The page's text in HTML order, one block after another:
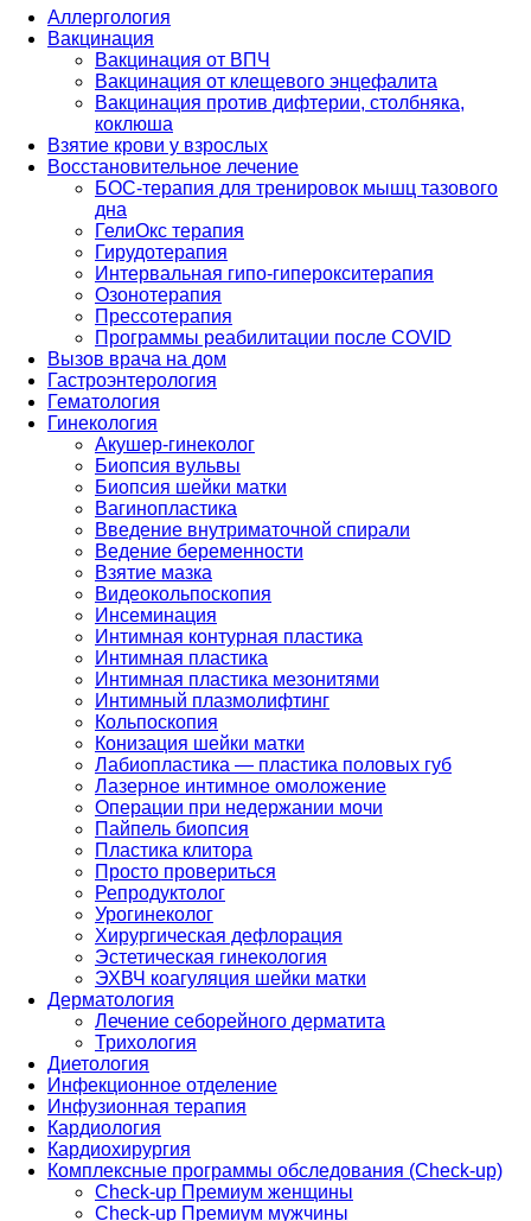
Аллергология
Вакцинация
Вакцинация от ВПЧ
Вакцинация от клещевого энцефалита
Вакцинация против дифтерии, столбняка,
коклюша
Взятие крови у взрослых
Восстановительное лечение
БОС-терапия для тренировок мышц тазового
дна
ГелиОкс терапия
Гирудотерапия
Интервальная гипо-гиперокситерапия
Озонотерапия
Прессотерапия
Программы реабилитации после СOVID
Вызов врача на дом
Гастроэнтерология
Гематология
Гинекология
Акушер-гинеколог
Биопсия вульвы
Биопсия шейки матки
Вагинопластика
Введение внутриматочной спирали
Ведение беременности
Взятие мазка
Видеокольпоскопия
Инсеминация
Интимная контурная пластика
Интимная пластика
Интимная пластика мезонитями
Интимный плазмолифтинг
Кольпоскопия
Конизация шейки матки
Лабиопластика — пластика половых губ
Лазерное интимное омоложение
Операции при недержании мочи
Пайпель биопсия
Пластика клитора
Просто провериться
Репродуктолог
Урогинеколог
Хирургическая дефлорация
Эстетическая гинекология
ЭХВЧ коагуляция шейки матки
Дерматология
Лечение себорейного дерматита
Трихология
Диетология
Инфекционное отделение
Инфузионная терапия
Кардиология
Кардиохирургия
Комплексные программы обследования (Check-up)
Check-up Премиум женщины
Check-up Премиум мужчины